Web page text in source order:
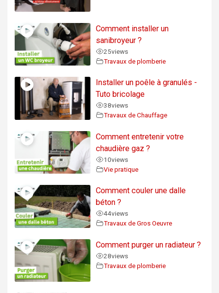
Comment installer un
sanibroyeur ?
25views
Travaux de plomberie
Installer un poêle à granulés -
Tuto bricolage
38views
Travaux de Chauffage
Comment entretenir votre
chaudière gaz ?
10views
Vie pratique
Comment couler une dalle
béton ?
44views
Travaux de Gros Oeuvre
Comment purger un radiateur ?
28views
Travaux de plomberie